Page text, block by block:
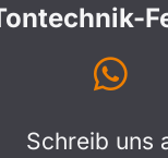
Schreib uns